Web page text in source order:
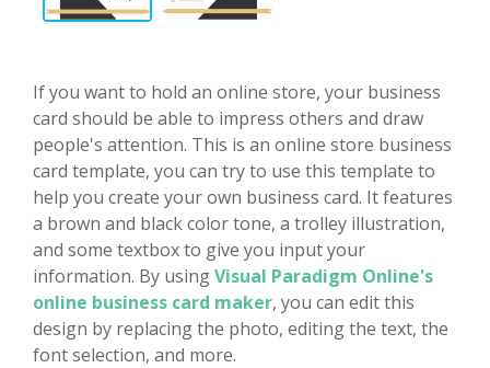
If you want to hold an online store, your business
card should be able to impress others and draw
people's attention. This is an online store business
card template, you can try to use this template to
help you create your own business card. It features
a brown and black color tone, a trolley illustration,
and some textbox to give you input your
information. By usingVisual Paradigm Online's
online business card maker, you can edit this
design by replacing the photo, editing the text, the
font selection, and more.